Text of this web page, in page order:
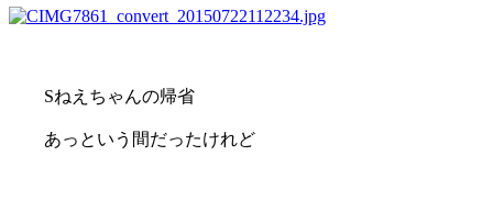
Sねえちゃんの帰省
あっという間だったけれど